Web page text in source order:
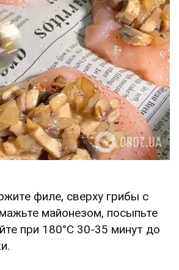
филе, сверху грибы с
майонезом, посыпьте
при 180°C 30-35 минут до